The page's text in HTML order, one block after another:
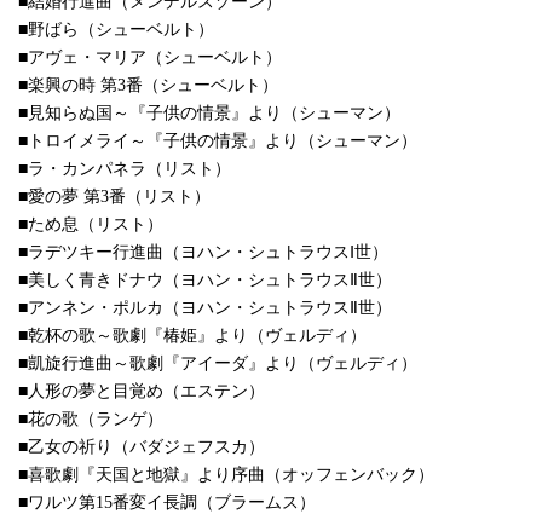
■野ばら（シューベルト）
■アヴェ・マリア（シューベルト）
■楽興の時 第3番（シューベルト）
■見知らぬ国～『子供の情景』より（シューマン）
■トロイメライ～『子供の情景』より（シューマン）
■ラ・カンパネラ（リスト）
■愛の夢 第3番（リスト）
■ため息（リスト）
■ラデツキー行進曲（ヨハン・シュトラウスⅠ世）
■美しく青きドナウ（ヨハン・シュトラウスⅡ世）
■アンネン・ポルカ（ヨハン・シュトラウスⅡ世）
■乾杯の歌～歌劇『椿姫』より（ヴェルディ）
■凱旋行進曲～歌劇『アイーダ』より（ヴェルディ）
■人形の夢と目覚め（エステン）
■花の歌（ランゲ）
■乙女の祈り（バダジェフスカ）
■喜歌劇『天国と地獄』より序曲（オッフェンバック）
■ワルツ第15番変イ長調（ブラームス）